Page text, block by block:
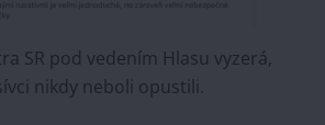
SR pod vedením Hlasu vyzerá,
nikdy neboli opustili.